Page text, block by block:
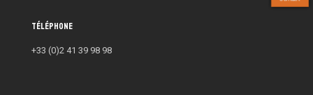
Téléphone
+33 (0)2 41 39 98 98